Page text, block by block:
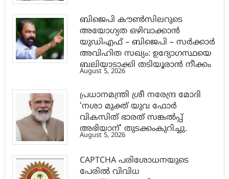
ബിജെപി കൗൺസിലറുടെ
അയോഗ്യത ഒഴിവാക്കാൻ
യുഡിഎഫ് – ബിജെപി – സർക്കാർ
അവിഹിത സഖ്യം: ഉദ്യോഗസ്ഥയെ
ബലിയാടാക്കി തടിയൂരാൻ നീക്കം
August 5, 2026
പ്രധാനമന്ത്രി ശ്രീ നരേന്ദ്ര മോദി
‘നശാ മുക്ത് യുവ ഫോർ
വികസിത് ഭാരത് സങ്കൽപ്പ്
അഭിയാന്’ തുടക്കംകുറിച്ചു.
August 5, 2026
CAPTCHA പരിശോധനയുടെ
പേരില്‍ വിവിധ